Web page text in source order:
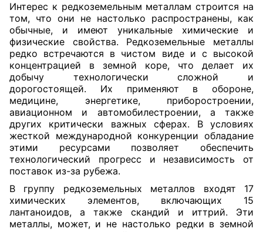
Интерес к редкоземельным металлам строится на
том, что они не настолько распространены, как
обычные, и имеют уникальные химические и
физические свойства. Редкоземельные металлы
редко встречаются в чистом виде и с высокой
концентрацией в земной коре, что делает их
добычу технологически сложной и
дорогостоящей. Их применяют в обороне,
медицине, энергетике, приборостроении,
авиационном и автомобилестроении, а также
других критически важных сферах. В условиях
жесткой международной конкуренции обладание
этими ресурсами позволяет обеспечить
технологический прогресс и независимость от
поставок из-за рубежа.
В группу редкоземельных металлов входят 17
химических элементов, включающих 15
лантаноидов, а также скандий и иттрий. Эти
металлы, может, и не настолько редки в земной